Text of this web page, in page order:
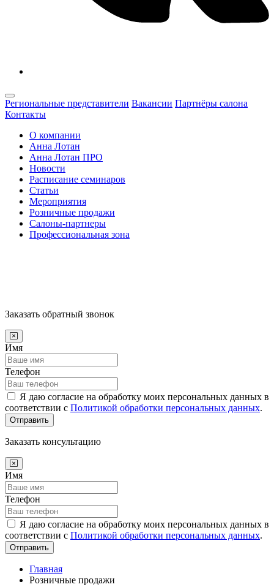
Региональные представители Вакансии Партнёры салона
Контакты
О компании
Анна Лотан
Анна Лотан ПРО
Новости
Расписание семинаров
Статьи
Мероприятия
Розничные продажи
Салоны-партнеры
Профессиональная зона
Заказать обратный звонок
Имя
Телефон
Я даю согласие на обработку моих персональных данных в
соответствии с Политикой обработки персональных данных.
Отправить
Заказать консультацию
Имя
Телефон
Я даю согласие на обработку моих персональных данных в
соответствии с Политикой обработки персональных данных.
Отправить
Главная
Розничные продажи